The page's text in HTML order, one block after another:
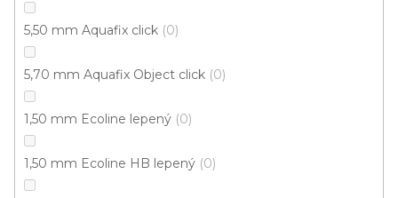
5,50 mm Aquafix click 0
5,70 mm Aquafix Object click 0
1,50 mm Ecoline lepený 0
1,50 mm Ecoline HB lepený 0